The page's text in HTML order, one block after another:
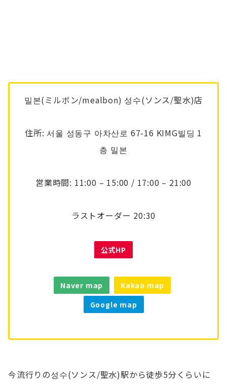
밀본(ミルボン/mealbon) 성수(ソンス/聖水)店
住所: 서울 성동구 아차산로 67-16 KIMG빌딩 1
층 밀본
営業時間: 11:00 – 15:00 / 17:00 – 21:00
ラストオーダー 20:30
公式HP
Naver map
Kakao map
Google map
今流行りの성수(ソンス/聖水)駅から徒歩5分くらいに